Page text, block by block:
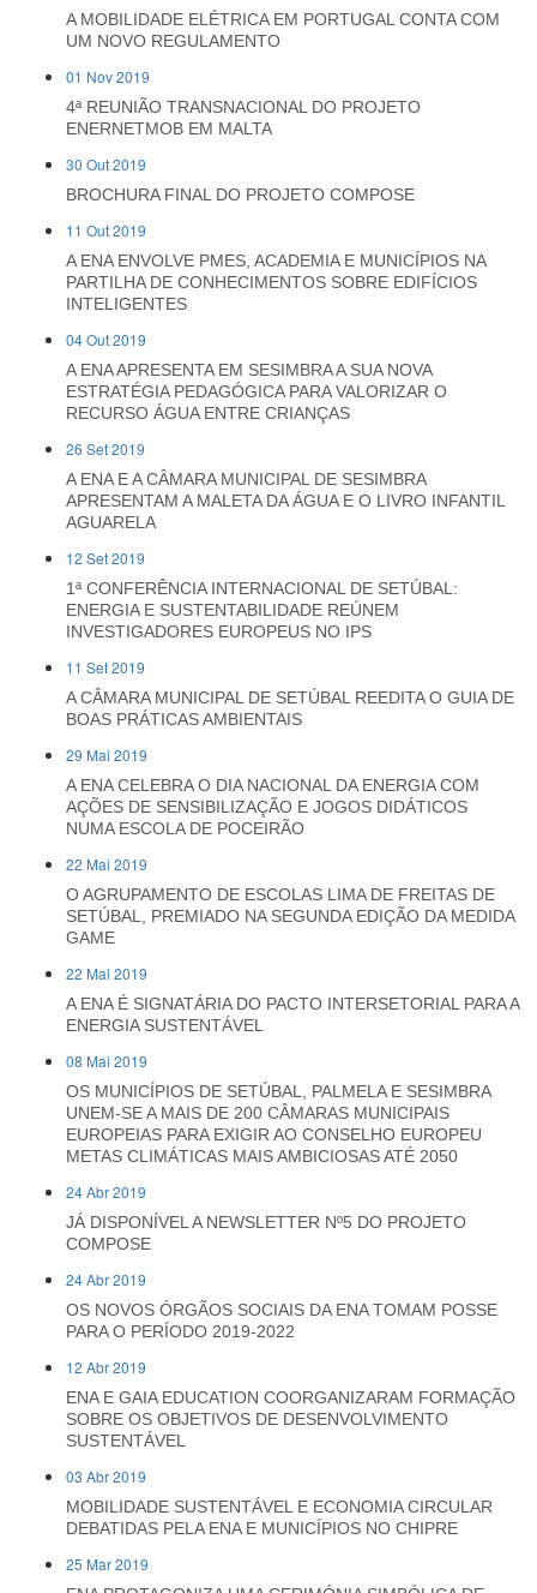
A MOBILIDADE ELÉTRICA EM PORTUGAL CONTA COM
UM NOVO REGULAMENTO
01 Nov 2019
4ª REUNIÃO TRANSNACIONAL DO PROJETO
ENERNETMOB EM MALTA
30 Out 2019
BROCHURA FINAL DO PROJETO COMPOSE
11 Out 2019
A ENA ENVOLVE PMES, ACADEMIA E MUNICÍPIOS NA
PARTILHA DE CONHECIMENTOS SOBRE EDIFÍCIOS
INTELIGENTES
04 Out 2019
A ENA APRESENTA EM SESIMBRA A SUA NOVA
ESTRATÉGIA PEDAGÓGICA PARA VALORIZAR O
RECURSO ÁGUA ENTRE CRIANÇAS
26 Set 2019
A ENA E A CÂMARA MUNICIPAL DE SESIMBRA
APRESENTAM A MALETA DA ÁGUA E O LIVRO INFANTIL
AGUARELA
12 Set 2019
1ª CONFERÊNCIA INTERNACIONAL DE SETÚBAL:
ENERGIA E SUSTENTABILIDADE REÚNEM
INVESTIGADORES EUROPEUS NO IPS
11 Set 2019
A CÂMARA MUNICIPAL DE SETÚBAL REEDITA O GUIA DE
BOAS PRÁTICAS AMBIENTAIS
29 Mai 2019
A ENA CELEBRA O DIA NACIONAL DA ENERGIA COM
AÇÕES DE SENSIBILIZAÇÃO E JOGOS DIDÁTICOS
NUMA ESCOLA DE POCEIRÃO
22 Mai 2019
O AGRUPAMENTO DE ESCOLAS LIMA DE FREITAS DE
SETÚBAL, PREMIADO NA SEGUNDA EDIÇÃO DA MEDIDA
GAME
22 Mai 2019
A ENA É SIGNATÁRIA DO PACTO INTERSETORIAL PARA A
ENERGIA SUSTENTÁVEL
08 Mai 2019
OS MUNICÍPIOS DE SETÚBAL, PALMELA E SESIMBRA
UNEM-SE A MAIS DE 200 CÂMARAS MUNICIPAIS
EUROPEIAS PARA EXIGIR AO CONSELHO EUROPEU
METAS CLIMÁTICAS MAIS AMBICIOSAS ATÉ 2050
24 Abr 2019
JÁ DISPONÍVEL A NEWSLETTER Nº5 DO PROJETO
COMPOSE
24 Abr 2019
OS NOVOS ÓRGÃOS SOCIAIS DA ENA TOMAM POSSE
PARA O PERÍODO 2019-2022
12 Abr 2019
ENA E GAIA EDUCATION COORGANIZARAM FORMAÇÃO
SOBRE OS OBJETIVOS DE DESENVOLVIMENTO
SUSTENTÁVEL
03 Abr 2019
MOBILIDADE SUSTENTÁVEL E ECONOMIA CIRCULAR
DEBATIDAS PELA ENA E MUNICÍPIOS NO CHIPRE
25 Mar 2019